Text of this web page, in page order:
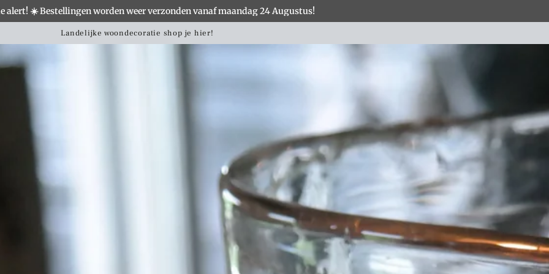
alert! ☀️ Bestellingen worden weer verzonden vanaf maandag 24 Augustus!
Landelijke woondecoratie shop je hier!
WOONACCESSOIRES VERLICHTING MEUBELS COLLECTIES